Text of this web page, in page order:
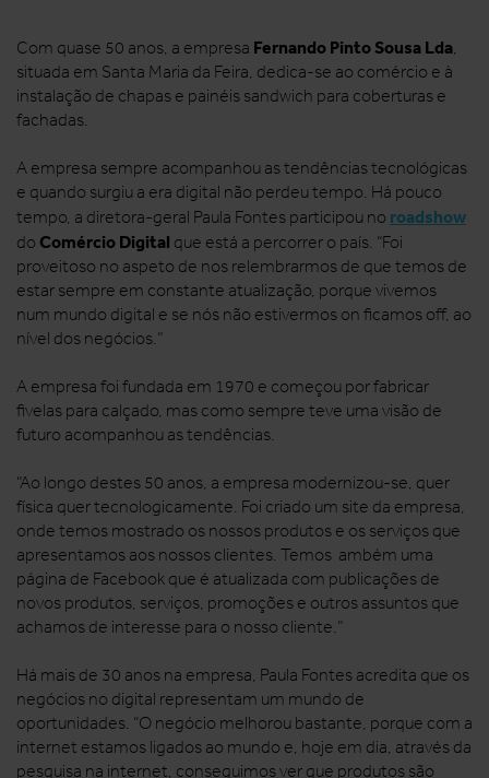
Com quase 50 anos, a empresa Fernando Pinto Sousa Lda,
situada em Santa Maria da Feira, dedica-se ao comércio e à
instalação de chapas e painéis sandwich para coberturas e
fachadas.
A empresa sempre acompanhou as tendências tecnológicas
e quando surgiu a era digital não perdeu tempo. Há pouco
tempo, a diretora-geral Paula Fontes participou no roadshow
do Comércio Digital que está a percorrer o país. “Foi
proveitoso no aspeto de nos relembrarmos de que temos de
estar sempre em constante atualização, porque vivemos
num mundo digital e se nós não estivermos on ficamos off, ao
nível dos negócios.”
A empresa foi fundada em 1970 e começou por fabricar
fivelas para calçado, mas como sempre teve uma visão de
futuro acompanhou as tendências.
“Ao longo destes 50 anos, a empresa modernizou-se, quer
física quer tecnologicamente. Foi criado um site da empresa,
onde temos mostrado os nossos produtos e os serviços que
apresentamos aos nossos clientes. Temos ambém uma
página de Facebook que é atualizada com publicações de
novos produtos, serviços, promoções e outros assuntos que
achamos de interesse para o nosso cliente.”
Há mais de 30 anos na empresa, Paula Fontes acredita que os
negócios no digital representam um mundo de
oportunidades. “O negócio melhorou bastante, porque com a
internet estamos ligados ao mundo e, hoje em dia, através da
pesquisa na internet, conseguimos ver que produtos são